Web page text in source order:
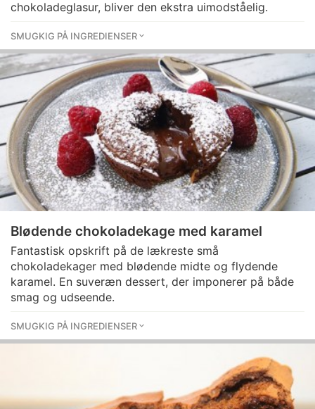
chokoladeglasur, bliver den ekstra uimodståelig.
SMUGKIG PÅ INGREDIENSER
Blødende chokoladekage med karamel
Fantastisk opskrift på de lækreste små
chokoladekager med blødende midte og flydende
karamel. En suveræn dessert, der imponerer på både
smag og udseende.
SMUGKIG PÅ INGREDIENSER